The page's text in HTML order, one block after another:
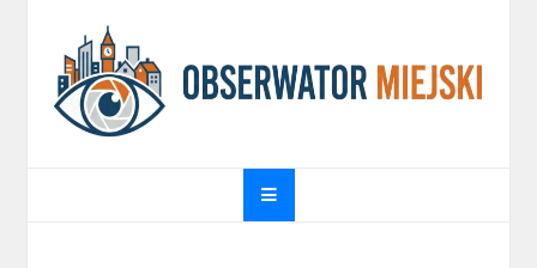
content
obserwatormiejski.pl